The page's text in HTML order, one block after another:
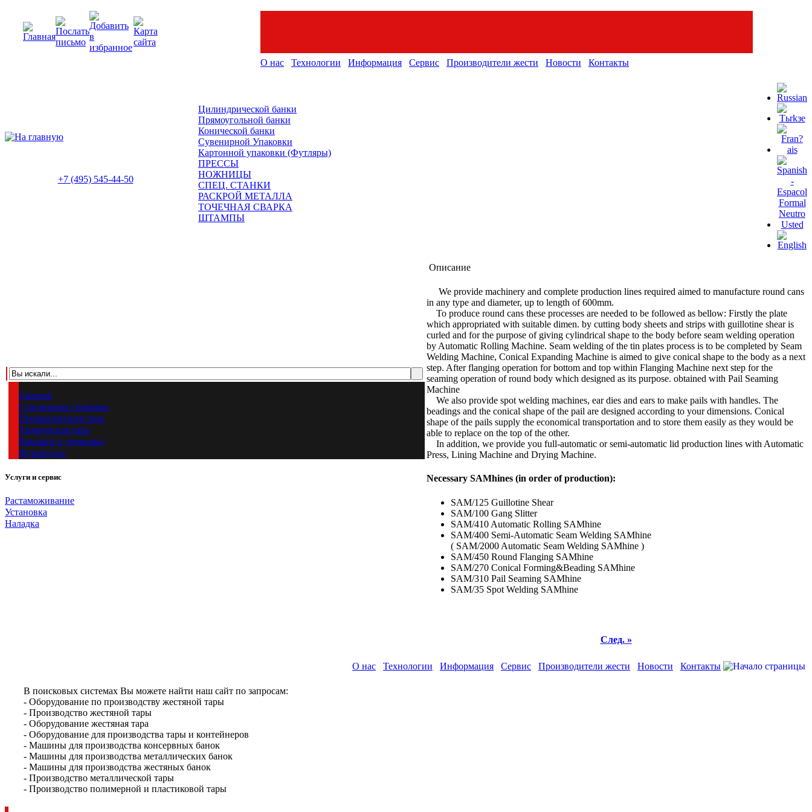
О нас Технологии Информация Сервис Производители жести Новости Контакты
+7 (495) 545-44-50
Цилиндрической банки
Прямоугольной банки
Конической банки
Сувенирной Упаковки
Картонной упаковки (Футляры)
ПРЕССЫ
НОЖНИЦЫ
СПЕЦ. СТАНКИ
РАСКРОЙ МЕТАЛЛА
ТОЧЕЧНАЯ СВАРКА
ШТАМПЫ
Главная
Сувенирная упаковка
Промышленная тара
Химическая тара
Крышки и донышки
Фурнитура
Услуги и сервис
Растаможивание
Установка
Наладка
Описание
We provide machinery and complete production lines required aimed to manufacture round cans
in any type and diameter, up to length of 600mm.
To produce round cans these processes are needed to be followed as bellow: Firstly the plate
which appropriated with suitable dimen. by cutting body sheets and strips with guillotine shear is
curled and for the purpose of giving cylindrical shape to the body before seam welding operation
by Automatic Rolling Machine. Seam welding of the tin plates process is to be completed by Seam
Welding Machine, Conical Expanding Machine is aimed to give conical shape to the body as a next
step. After flanging operation for bottom and top within Flanging Machine next step for the
seaming operation of round body which designed as its purpose. obtained with Pail Seaming
Machine
We also provide spot welding machines, ear dies and ears to make pails with handles. The
beadings and the conical shape of the pail are designed according to your dimensions. Conical
shape of the pails supply the economical transportation and to store them easily as they would be
able to replace on the top of the other.
In addition, we provide you full-automatic or semi-automatic lid production lines with Automatic
Press, Lining Machine and Drying Machine.
Necessary SAMhines (in order of production):
SAM/125 Guillotine Shear
SAM/100 Gang Slitter
SAM/410 Automatic Rolling SAMhine
SAM/400 Semi-Automatic Seam Welding SAMhine
( SAM/2000 Automatic Seam Welding SAMhine )
SAM/450 Round Flanging SAMhine
SAM/270 Conical Forming&Beading SAMhine
SAM/310 Pail Seaming SAMhine
SAM/35 Spot Welding SAMhine
След. »
О нас Технологии Информация Сервис Производители жести Новости Контакты
В поисковых системах Вы можете найти наш сайт по запросам:
- Оборудование по производству жестяной тары
- Производство жестяной тары
- Оборудование жестяная тара
- Оборудование для производства тары и контейнеров
- Машины для производства консервных банок
- Машины для производства металлических банок
- Машины для производства жестяных банок
- Производство металлической тары
- Производство полимерной и пластиковой тары